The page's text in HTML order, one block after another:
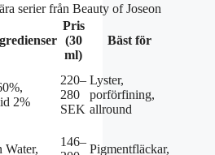
serier från Beauty of Joseon
Pris
(30
ml)
Bäst för
2%
220–
280
SEK
Lyster,
porförfining,
allround
Water,
146–
Pigmentfläckar,